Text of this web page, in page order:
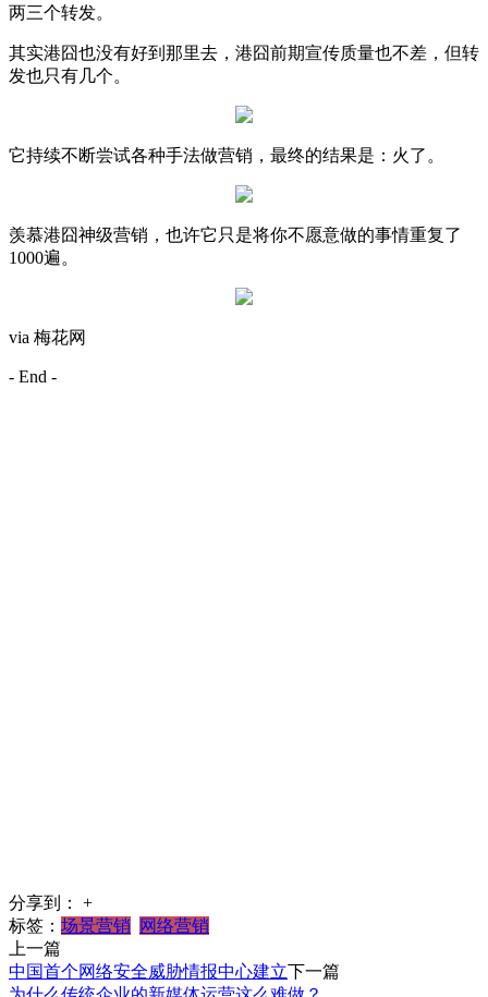
两三个转发。
其实港囧也没有好到那里去，港囧前期宣传质量也不差，但转
发也只有几个。
它持续不断尝试各种手法做营销，最终的结果是：火了。
羡慕港囧神级营销，也许它只是将你不愿意做的事情重复了
1000遍。
via 梅花网
- End -
分享到：
+
标签： 场景营销
网络营销
上一篇
中国首个网络安全威胁情报中心建立下一篇